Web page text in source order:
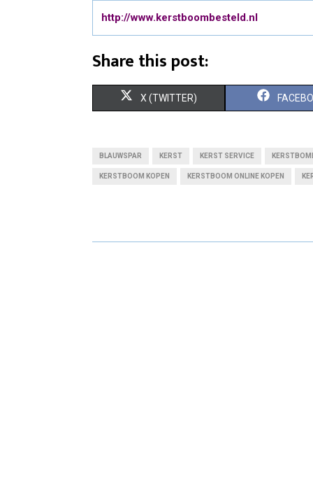
http://www.kerstboombesteld.nl
Share this post:
S
R
X (TWITTER) S
R
BLAUWSPAR KERST KERST SERVICE
KERSTBOOM KOPEN KERSTBOOM ONLINE KOPEN